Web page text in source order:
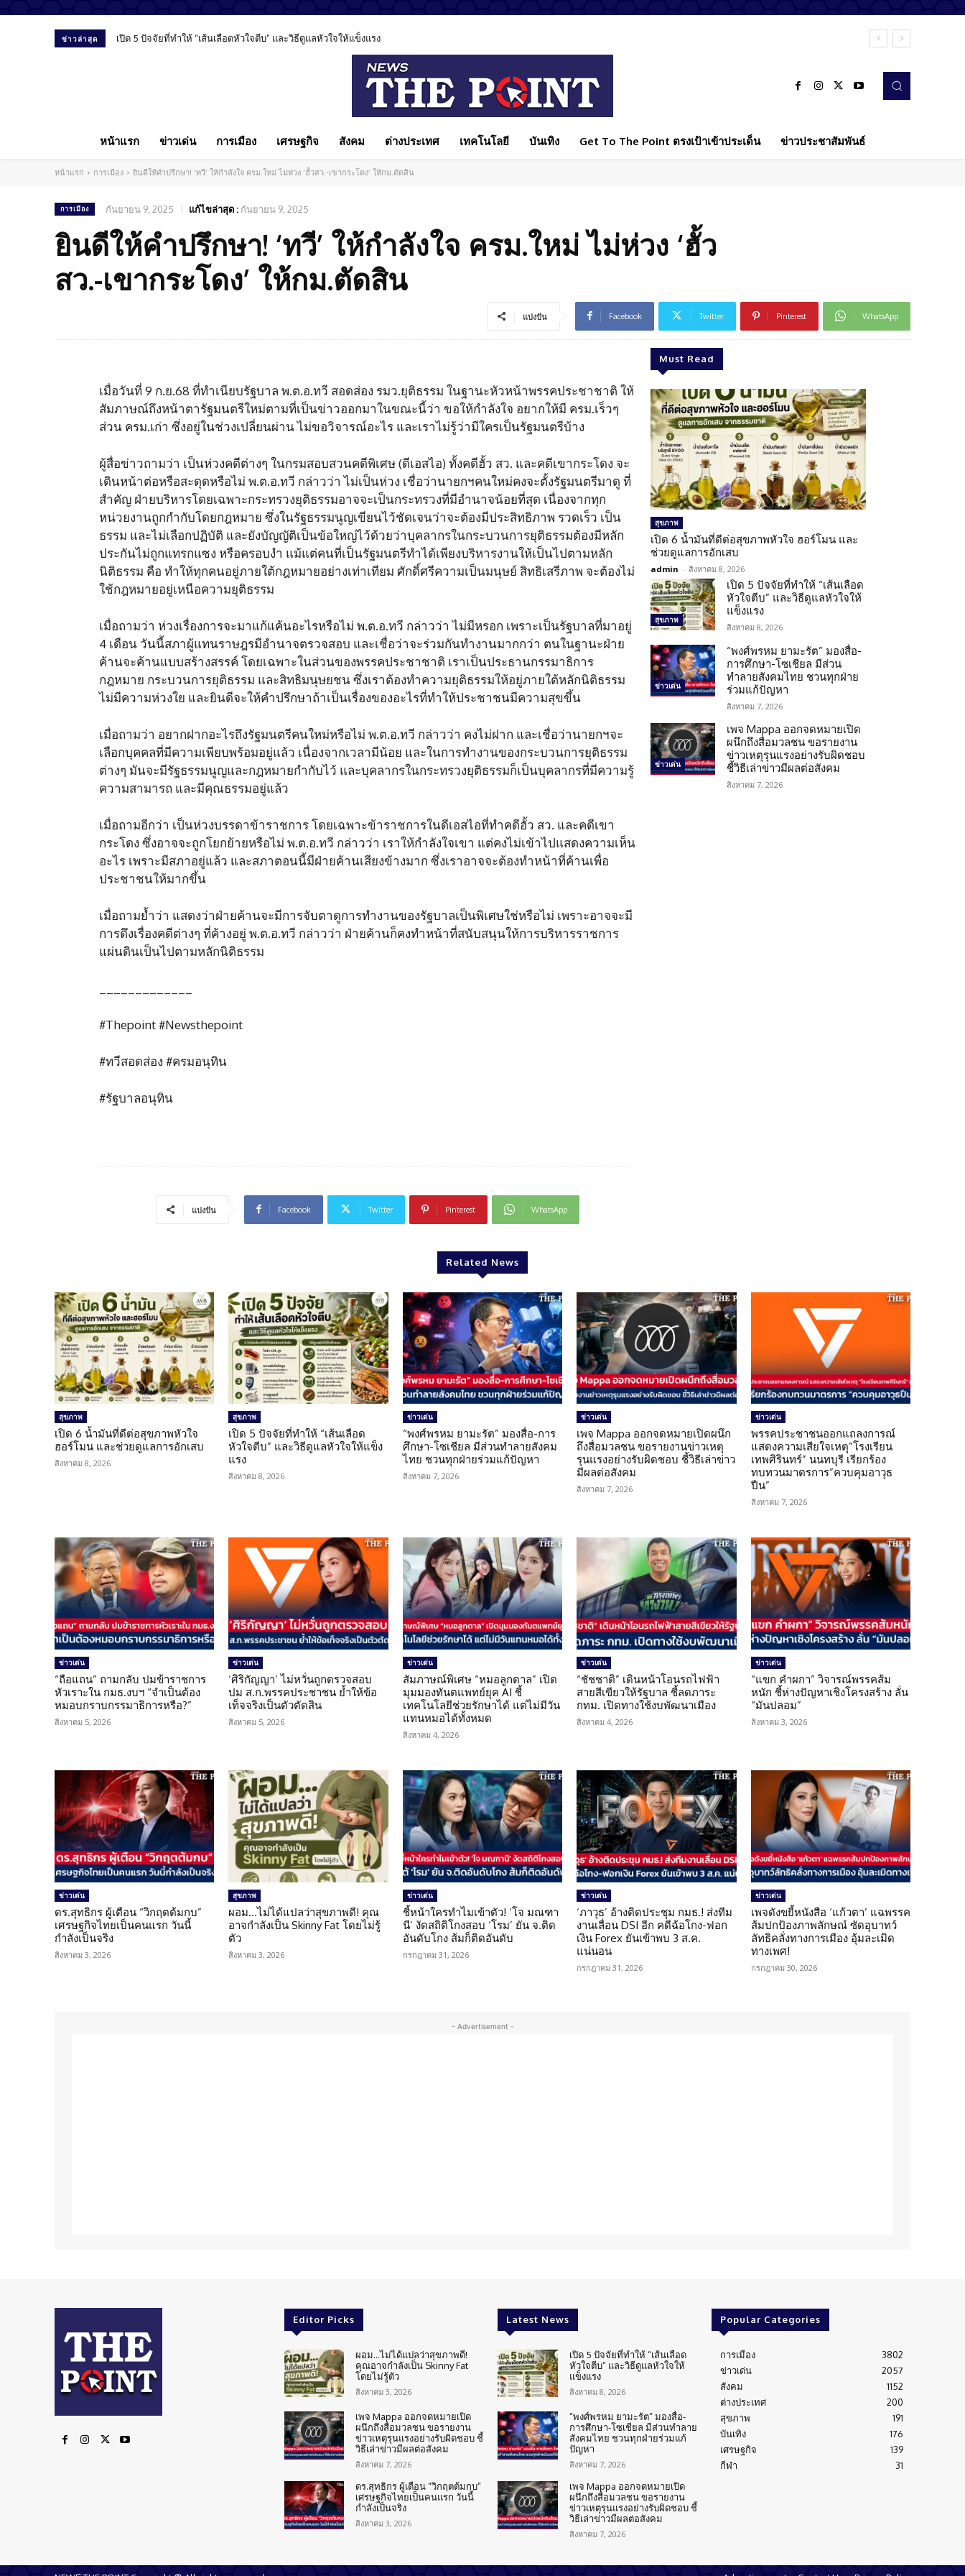
ข่าวล่าสุด เปิด 5 ปัจจัยที่ทำให้ “เส้นเลือดหัวใจตีบ” และวิธีดูแลหัวใจให้แข็งแรง
หน้าแรก ข่าวเด่น การเมือง เศรษฐกิจ สังคม ต่างประเทศ เทคโนโลยี บันเทิง Get To The Point ตรงเป้าเข้าประเด็น ข่าวประชาสัมพันธ์
หน้าแรก การเมือง ยินดีให้คำปรึกษา! ‘ทวี’ ให้กำลังใจ ครม.ใหม่ ไม่ห่วง ‘ฮั้วสว.-เขากระโดง’ ให้กม.ตัดสิน
การเมือง กันยายน 9, 2025 แก้ไขล่าสุด : กันยายน 9, 2025
ยินดีให้คำปรึกษา! ‘ทวี’ ให้กำลังใจ ครม.ใหม่ ไม่ห่วง ‘ฮั้ว
สว.-เขากระโดง’ ให้กม.ตัดสิน
แบ่งปัน Facebook Twitter Pinterest WhatsApp
เมื่อวันที่ 9 ก.ย.68 ที่ทำเนียบรัฐบาล พ.ต.อ.ทวี สอดส่อง รมว.ยุติธรรม ในฐานะหัวหน้าพรรคประชาชาติ ให้
สัมภาษณ์ถึงหน้าตารัฐมนตรีใหม่ตามที่เป็นข่าวออกมาในขณะนี้ว่า ขอให้กำลังใจ อยากให้มี ครม.เร็วๆ
ส่วน ครม.เก่า ซึ่งอยู่ในช่วงเปลี่ยนผ่าน ไม่ขอวิจารณ์อะไร และเราไม่รู้ว่ามีใครเป็นรัฐมนตรีบ้าง
ผู้สื่อข่าวถามว่า เป็นห่วงคดีต่างๆ ในกรมสอบสวนคดีพิเศษ (ดีเอสไอ) ทั้งคดีฮั้ว สว. และคดีเขากระโดง จะ
เดินหน้าต่อหรือสะดุดหรือไม่ พ.ต.อ.ทวี กล่าวว่า ไม่เป็นห่วง เชื่อว่านายกฯคนใหม่คงจะตั้งรัฐมนตรีมาดู ที่
สำคัญ ฝ่ายบริหารโดยเฉพาะกระทรวงยุติธรรมอาจจะเป็นกระทรวงที่มีอำนาจน้อยที่สุด เนื่องจากทุก
หน่วยงานถูกกำกับโดยกฎหมาย ซึ่งในรัฐธรรมนูญเขียนไว้ชัดเจนว่าจะต้องมีประสิทธิภาพ รวดเร็ว เป็น
ธรรม และไม่เลือกปฏิบัติ และยังบัญญัติเป็นข้อใหญ่ไว้ด้วยว่าบุคลากรในกระบวนการยุติธรรมต้องมีหลัก
ประกันไม่ถูกแทรกแซง หรือครอบงำ แม้แต่คนที่เป็นรัฐมนตรีทำได้เพียงบริหารงานให้เป็นไปตามหลัก
นิติธรรม คือ ทำให้ทุกคนอยู่ภายใต้กฎหมายอย่างเท่าเทียม ศักดิ์ศรีความเป็นมนุษย์ สิทธิเสรีภาพ จะต้องไม่
ใช้กฎหมายอยู่เหนือความยุติธรรม
เมื่อถามว่า ห่วงเรื่องการจะมาแก้แค้นอะไรหรือไม่ พ.ต.อ.ทวี กล่าวว่า ไม่มีหรอก เพราะเป็นรัฐบาลที่มาอยู่
4 เดือน วันนี้สภาผู้แทนราษฎรมีอำนาจตรวจสอบ และเชื่อว่าจะร่วมกันทำงานมากกว่า ตนในฐานะฝ่าย
ค้านจะค้านแบบสร้างสรรค์ โดยเฉพาะในส่วนของพรรคประชาชาติ เราเป็นประธานกรรมาธิการ
กฎหมาย กระบวนการยุติธรรม และสิทธิมนุษยชน ซึ่งเราต้องทำความยุติธรรมให้อยู่ภายใต้หลักนิติธรรม
ไม่มีความห่วงใย และยินดีจะให้คำปรึกษาถ้าเป็นเรื่องของอะไรที่ทำให้ประชาชนมีความสุขขึ้น
เมื่อถามว่า อยากฝากอะไรถึงรัฐมนตรีคนใหม่หรือไม่ พ.ต.อ.ทวี กล่าวว่า คงไม่ฝาก และเชื่อว่านายกฯจะ
เลือกบุคคลที่มีความเพียบพร้อมอยู่แล้ว เนื่องจากเวลามีน้อย และในการทำงานของกระบวนการยุติธรรม
ต่างๆ มันจะมีรัฐธรรมนูญและกฎหมายกำกับไว้ และบุคลากรในกระทรวงยุติธรรมก็เป็นบุคลากรที่มีความรู้
ความสามารถ และมีคุณธรรมอยู่แล้ว
เมื่อถามอีกว่า เป็นห่วงบรรดาข้าราชการ โดยเฉพาะข้าราชการในดีเอสไอที่ทำคดีฮั้ว สว. และคดีเขา
กระโดง ซึ่งอาจจะถูกโยกย้ายหรือไม่ พ.ต.อ.ทวี กล่าวว่า เราให้กำลังใจเขา แต่คงไม่เข้าไปแสดงความเห็น
อะไร เพราะมีสภาอยู่แล้ว และสภาตอนนี้มีฝ่ายค้านเสียงข้างมาก ซึ่งเราอาจจะต้องทำหน้าที่ค้านเพื่อ
ประชาชนให้มากขึ้น
เมื่อถามย้ำว่า แสดงว่าฝ่ายค้านจะมีการจับตาดูการทำงานของรัฐบาลเป็นพิเศษใช่หรือไม่ เพราะอาจจะมี
การดึงเรื่องคดีต่างๆ ที่ค้างอยู่ พ.ต.อ.ทวี กล่าวว่า ฝ่ายค้านก็คงทำหน้าที่สนับสนุนให้การบริหารราชการ
แผ่นดินเป็นไปตามหลักนิติธรรม
#Thepoint #Newsthepoint
#ทวีสอดส่อง #ครมอนุทิน
#รัฐบาลอนุทิน
แบ่งปัน Facebook Twitter Pinterest WhatsApp
Must Read
สุขภาพ
เปิด 6 น้ำมันที่ดีต่อสุขภาพหัวใจ ฮอร์โมน และ
ช่วยดูแลการอักเสบ
admin - สิงหาคม 8, 2026
สุขภาพ
เปิด 5 ปัจจัยที่ทำให้ “เส้นเลือด
หัวใจตีบ” และวิธีดูแลหัวใจให้
แข็งแรง
สิงหาคม 8, 2026
ข่าวเด่น
“พงศ์พรหม ยามะรัต” มองสื่อ-
การศึกษา-โซเชียล มีส่วน
ทำลายสังคมไทย ชวนทุกฝ่าย
ร่วมแก้ปัญหา
สิงหาคม 7, 2026
ข่าวเด่น
เพจ Mappa ออกจดหมายเปิด
ผนึกถึงสื่อมวลชน ขอรายงาน
ข่าวเหตุรุนแรงอย่างรับผิดชอบ
ชี้วิธีเล่าข่าวมีผลต่อสังคม
สิงหาคม 7, 2026
Related News
สุขภาพ
เปิด 6 น้ำมันที่ดีต่อสุขภาพหัวใจ
ฮอร์โมน และช่วยดูแลการอักเสบ
สิงหาคม 8, 2026
สุขภาพ
เปิด 5 ปัจจัยที่ทำให้ “เส้นเลือด
หัวใจตีบ” และวิธีดูแลหัวใจให้แข็ง
แรง
สิงหาคม 8, 2026
ข่าวเด่น
“พงศ์พรหม ยามะรัต” มองสื่อ-การ
ศึกษา-โซเชียล มีส่วนทำลายสังคม
ไทย ชวนทุกฝ่ายร่วมแก้ปัญหา
สิงหาคม 7, 2026
ข่าวเด่น
เพจ Mappa ออกจดหมายเปิดผนึก
ถึงสื่อมวลชน ขอรายงานข่าวเหตุ
รุนแรงอย่างรับผิดชอบ ชี้วิธีเล่าข่าว
มีผลต่อสังคม
สิงหาคม 7, 2026
ข่าวเด่น
พรรคประชาชนออกแถลงการณ์
แสดงความเสียใจเหตุ”โรงเรียน
เทพศิรินทร์” นนทบุรี เรียกร้อง
ทบทวนมาตรการ”ควบคุมอาวุธ
ปืน”
สิงหาคม 7, 2026
ข่าวเด่น
“ถือแถน” ถามกลับ ปมข้าราชการ
หัวเราะใน กมธ.งบฯ “จำเป็นต้อง
หมอบกราบกรรมาธิการหรือ?”
สิงหาคม 5, 2026
ข่าวเด่น
‘ศิริกัญญา’ ไม่หวั่นถูกตรวจสอบ
ปม ส.ก.พรรคประชาชน ย้ำให้ข้อ
เท็จจริงเป็นตัวตัดสิน
สิงหาคม 5, 2026
ข่าวเด่น
สัมภาษณ์พิเศษ “หมอลูกตาล” เปิด
มุมมองทันตแพทย์ยุค AI ชี้
เทคโนโลยีช่วยรักษาได้ แต่ไม่มีวัน
แทนหมอได้ทั้งหมด
สิงหาคม 4, 2026
ข่าวเด่น
“ชัชชาติ” เดินหน้าโอนรถไฟฟ้า
สายสีเขียวให้รัฐบาล ชี้ลดภาระ
กทม. เปิดทางใช้งบพัฒนาเมือง
สิงหาคม 4, 2026
ข่าวเด่น
“แขก คำผกา” วิจารณ์พรรคส้ม
หนัก ชี้ห่างปัญหาเชิงโครงสร้าง ลั่น
“มันปลอม”
สิงหาคม 3, 2026
ข่าวเด่น
ดร.สุทธิกร ผู้เตือน “วิกฤตต้มกบ”
เศรษฐกิจไทยเป็นคนแรก วันนี้
กำลังเป็นจริง
สิงหาคม 3, 2026
สุขภาพ
ผอม…ไม่ได้แปลว่าสุขภาพดี! คุณ
อาจกำลังเป็น Skinny Fat โดยไม่รู้
ตัว
สิงหาคม 3, 2026
ข่าวเด่น
ชี้หน้าใครทำไมเข้าตัว! ‘โจ มณฑา
นี’ งัดสถิติโกงสอบ ‘โรม’ ยัน จ.ติด
อันดับโกง ส้มก็ติดอันดับ
กรกฎาคม 31, 2026
ข่าวเด่น
‘ภาวุธ’ อ้างติดประชุม กมธ.! ส่งทีม
งานเลื่อน DSI อีก คดีฉ้อโกง-ฟอก
เงิน Forex ยันเข้าพบ 3 ส.ค.
แน่นอน
กรกฎาคม 31, 2026
ข่าวเด่น
เพจดังขยี้หนังสือ ‘แก้วตา’ แฉพรรค
ส้มปกป้องภาพลักษณ์ ซัดอุบาทว์
ลัทธิคลั่งทางการเมือง อุ้มละเมิด
ทางเพศ!
กรกฎาคม 30, 2026
- Advertisement -
Editor Picks
ผอม…ไม่ได้แปลว่าสุขภาพดี!
คุณอาจกำลังเป็น Skinny Fat
โดยไม่รู้ตัว
สิงหาคม 3, 2026
เพจ Mappa ออกจดหมายเปิด
ผนึกถึงสื่อมวลชน ขอรายงาน
ข่าวเหตุรุนแรงอย่างรับผิดชอบ ชี้
วิธีเล่าข่าวมีผลต่อสังคม
สิงหาคม 7, 2026
ดร.สุทธิกร ผู้เตือน “วิกฤตต้มกบ”
เศรษฐกิจไทยเป็นคนแรก วันนี้
กำลังเป็นจริง
สิงหาคม 3, 2026
Latest News
เปิด 5 ปัจจัยที่ทำให้ “เส้นเลือด
หัวใจตีบ” และวิธีดูแลหัวใจให้
แข็งแรง
สิงหาคม 8, 2026
“พงศ์พรหม ยามะรัต” มองสื่อ-
การศึกษา-โซเชียล มีส่วนทำลาย
สังคมไทย ชวนทุกฝ่ายร่วมแก้
ปัญหา
สิงหาคม 7, 2026
เพจ Mappa ออกจดหมายเปิด
ผนึกถึงสื่อมวลชน ขอรายงาน
ข่าวเหตุรุนแรงอย่างรับผิดชอบ ชี้
วิธีเล่าข่าวมีผลต่อสังคม
สิงหาคม 7, 2026
Popular Categories
การเมือง
3802
ข่าวเด่น
2057
สังคม
1152
ต่างประเทศ
200
สุขภาพ
191
บันเทิง
176
เศรษฐกิจ
139
กีฬา
31